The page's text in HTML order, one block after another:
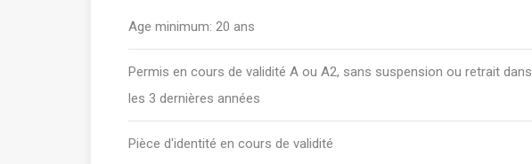
Age minimum: 20 ans
Permis en cours de validité A ou A2, sans suspension ou retrait dans
les 3 dernières années
Pièce d'identité en cours de validité